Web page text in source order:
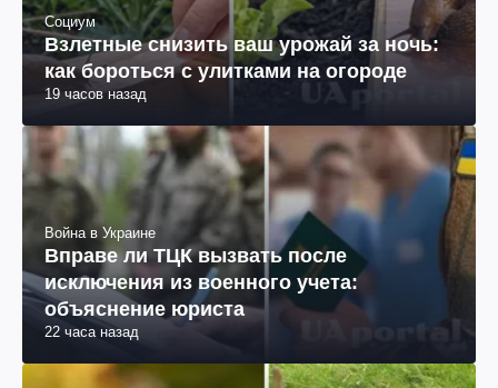
Социум
Взлетные снизить ваш урожай за ночь:
как бороться с улитками на огороде
19 часов назад
Война в Украине
Вправе ли ТЦК вызвать после
исключения из военного учета:
объяснение юриста
22 часа назад